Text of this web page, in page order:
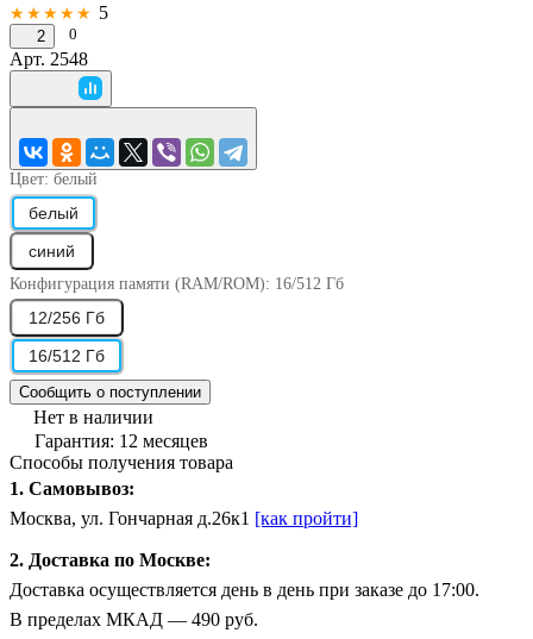
★★★★★ 5
2 0
Арт. 2548
Цвет: белый
белый
синий
Конфигурация памяти (RAM/ROM): 16/512 Гб
12/256 Гб
16/512 Гб
Сообщить о поступлении
Нет в наличии
Гарантия: 12 месяцев
Способы получения товара
1. Самовывоз:
Москва, ул. Гончарная д.26к1 [как пройти]
2. Доставка по Москве:
Доставка осуществляется день в день при заказе до 17:00.
В пределах МКАД — 490 руб.